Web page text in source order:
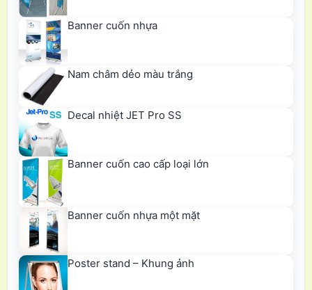
Banner cuốn nhựa
Nam châm dẻo màu trắng
Decal nhiệt JET Pro SS
Banner cuốn cao cấp loại lớn
Banner cuốn nhựa một mặt
Poster stand – Khung ảnh